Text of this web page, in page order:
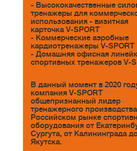
- Высококачественные
тренажеры для
использования - визитная
карточка V-SPORT
- Коммерческие аэробные
кардиотренажеры V-SPORT
- Домашняя офисная
спортивных тренажеров V-
В данный момент в 2020
компания V-SPORT
общепризнанный лидер
тренажерного
Российском рынке
оборудования от
Сургута, от Калининграда
Якутска.